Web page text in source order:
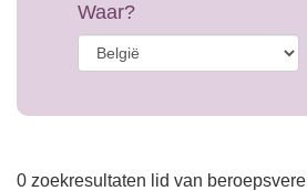
Waar?
0 zoekresultaten lid van